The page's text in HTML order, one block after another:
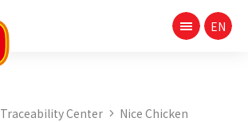
Traceability Center Nice Chicken